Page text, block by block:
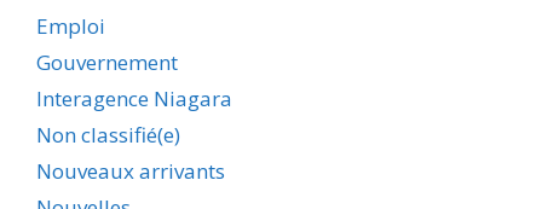
Emploi
Gouvernement
Interagence Niagara
Non classifié(e)
Nouveaux arrivants